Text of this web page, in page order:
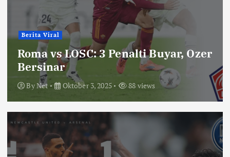
Berita Viral
Roma vs LOSC: 3 Penalti Buyar, Ozer
Bersinar
ByNet Oktober 3, 2025 88 views